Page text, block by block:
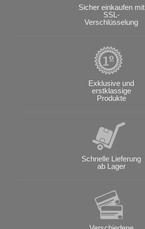
Sicher einkaufen mit
SSL-
Verschlüsselung
Exklusive und
erstklassige
Produkte
Schnelle Lieferung
ab Lager